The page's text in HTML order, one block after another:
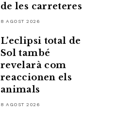
de les carreteres
8 AGOST 2026
L’eclipsi total de
Sol també
revelarà com
reaccionen els
animals
8 AGOST 2026